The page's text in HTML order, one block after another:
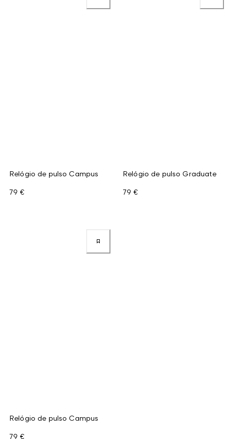
Relógio de pulso Campus
79 €
Relógio de pulso Graduate
79 €
Relógio de pulso Campus
79 €